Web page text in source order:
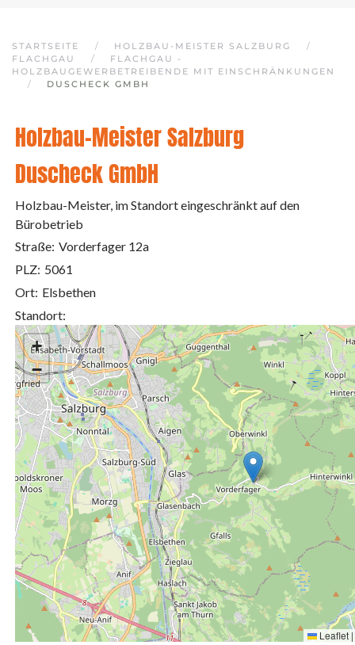
STARTSEITE
HOLZBAU-MEISTER SALZBURG
FLACHGAU
FLACHGAU -
HOLZBAUGEWERBETREIBENDE MIT EINSCHRÄNKUNGEN
DUSCHECK GMBH
Holzbau-Meister Salzburg
Duscheck GmbH
Holzbau-Meister, im Standort eingeschränkt auf den
Bürobetrieb
Straße: Vorderfager 12a
PLZ: 5061
Ort: Elsbethen
Standort:
+
−
Leaflet |